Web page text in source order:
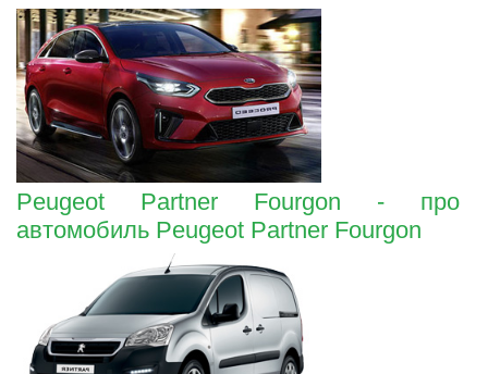
Peugeot Partner Fourgon - про
автомобиль Peugeot Partner Fourgon